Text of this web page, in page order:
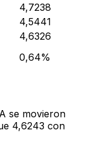
4,7238
4,5441
4,6326
0,64%
se movieron
4,6243 con